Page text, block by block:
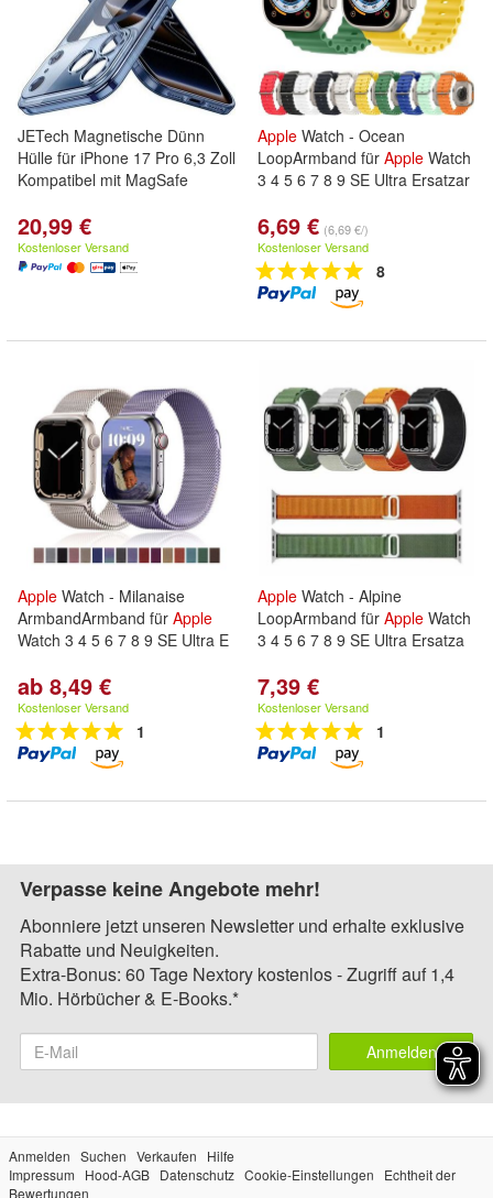
JETech Magnetische Dünn
Hülle für iPhone 17 Pro 6,3 Zoll
Kompatibel mit MagSafe
20,99 €
Kostenloser Versand
Apple Watch - Ocean
LoopArmband für Apple Watch
3 4 5 6 7 8 9 SE Ultra Ersatzar
6,69 € (6,69 €/)
Kostenloser Versand
8
Apple Watch - Milanaise
ArmbandArmband für Apple
Watch 3 4 5 6 7 8 9 SE Ultra E
ab 8,49 €
Kostenloser Versand
1
Apple Watch - Alpine
LoopArmband für Apple Watch
3 4 5 6 7 8 9 SE Ultra Ersatza
7,39 €
Kostenloser Versand
1
Verpasse keine Angebote mehr!
Abonniere jetzt unseren Newsletter und erhalte exklusive
Rabatte und Neuigkeiten.
Extra-Bonus: 60 Tage Nextory kostenlos - Zugriff auf 1,4
Mio. Hörbücher & E-Books.*
Anmelden
Anmelden Suchen Verkaufen
Hilfe
Impressum
Hood-AGB Datenschutz Cookie-Einstellungen
Echtheit der
Bewertungen